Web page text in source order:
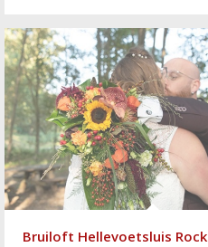
Bruiloft Hellevoetsluis